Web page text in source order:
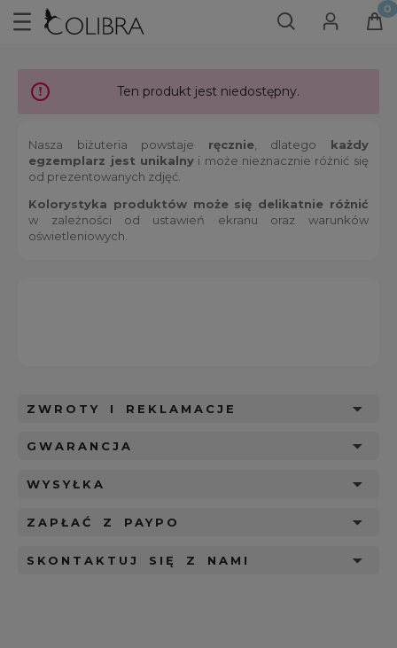
Ten produkt jest niedostępny.
Nasza biżuteria powstaje ręcznie, dlatego każdy
egzemplarz jest unikalnyi może nieznacznie różnić się
od prezentowanych zdjęć.
Kolorystyka produktów może się delikatnie różnić
w zależności od ustawień ekranu oraz warunków
oświetleniowych.
ZWROTY I REKLAMACJE
GWARANCJA
WYSYŁKA
ZAPŁAĆ Z PAYPO
SKONTAKTUJ SIĘ Z NAMI